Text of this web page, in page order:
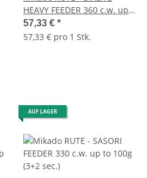
HEAVY FEEDER 360 c.w. up
to 180g (3+3 sec.)
57,33 € *
57,33 € pro 1 Stk.
AUF LAGER